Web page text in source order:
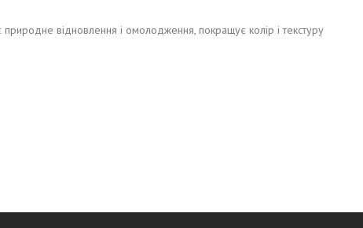
відновлення і омолодження, покращує колір і текстуру